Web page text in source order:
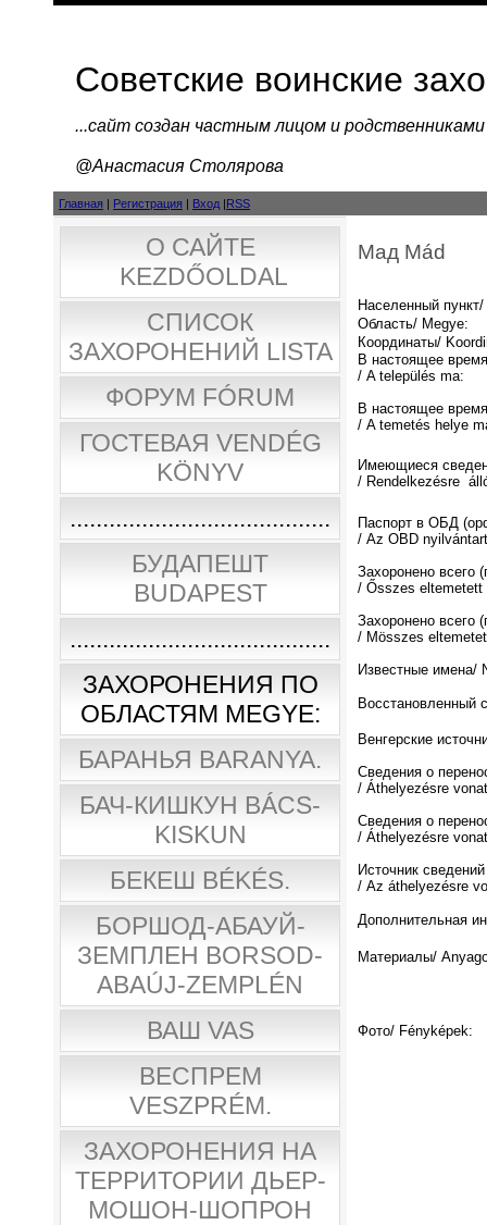
Советские воинские
...cайт создан частным лицом и
@Анастасия Столярова
Главная | Регистрация | Вход |RSS
О САЙТЕ
KEZDŐOLDAL
СПИСОК
ЗАХОРОНЕНИЙ LISTA
ФОРУМ FÓRUM
ГОСТЕВАЯ VENDÉG
KÖNYV
........................................
БУДАПЕШТ
BUDAPEST
........................................
ЗАХОРОНЕНИЯ ПО
ОБЛАСТЯМ MEGYE:
БАРАНЬЯ BARANYA.
БАЧ-КИШКУН BÁCS-
KISKUN
БЕКЕШ BÉKÉS.
БОРШОД-АБАУЙ-
ЗЕМПЛЕН BORSOD-
ABAÚJ-ZEMPLÉN
ВАШ VAS
ВЕСПРЕМ
VESZPRÉM.
ЗАХОРОНЕНИЯ НА
ТЕРРИТОРИИ ДЬЕР-
МОШОН-ШОПРОН
Мад Mád
Населенный
Область/ Megye:
Координаты/
В настоящее
/ A település ma:
В настоящее
/ A temetés helye
Имеющиеся
/ Rendelkezésre
Паспорт в ОБД
/ Az OBD
Захоронено всего
/ Ősszes eltemetett
Захоронено всего
/ Мösszes
Известные имена/
Восстановленный
Венгерские
Сведения о
/ Áthelyezésre
Сведения о
/ Áthelyezésre
Источник
/ Az áthelyezésre
Дополнительная
Материалы/
Фото/ Fényképek: